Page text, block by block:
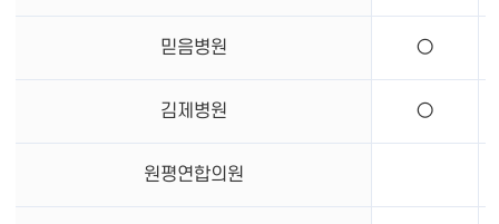
믿음병원 ○
김제병원 ○
원평연합의원